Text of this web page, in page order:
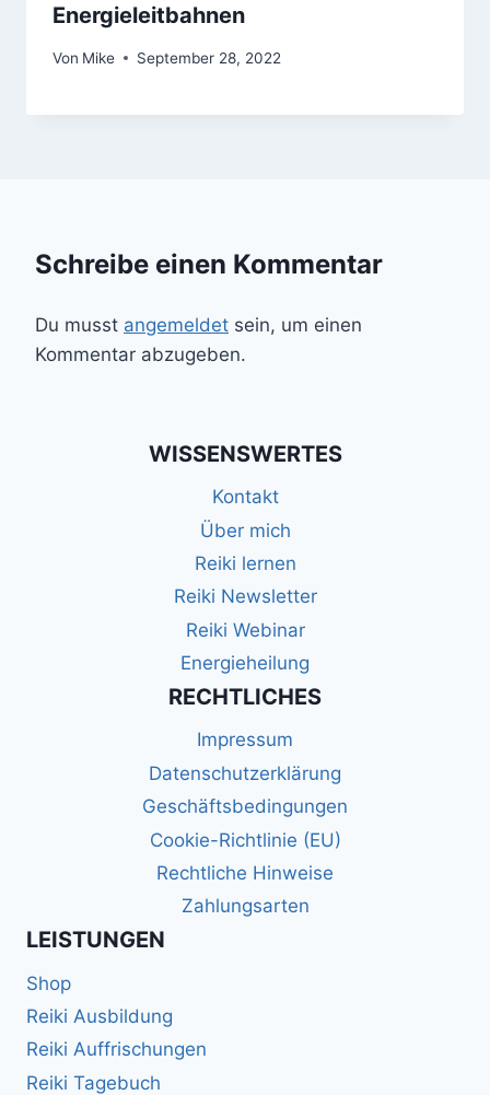
Energieleitbahnen
Von Mike September 28, 2022
Schreibe einen Kommentar
Du musst angemeldet sein, um einen
Kommentar abzugeben.
WISSENSWERTES
Kontakt
Über mich
Reiki lernen
Reiki Newsletter
Reiki Webinar
Energieheilung
RECHTLICHES
Impressum
Datenschutzerklärung
Geschäftsbedingungen
Cookie-Richtlinie (EU)
Rechtliche Hinweise
Zahlungsarten
LEISTUNGEN
Shop
Reiki Ausbildung
Reiki Auffrischungen
Reiki Tagebuch